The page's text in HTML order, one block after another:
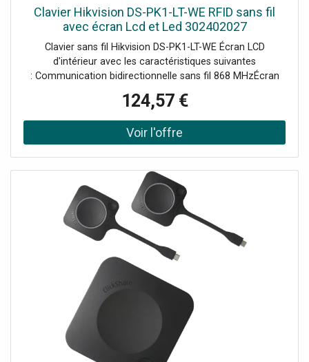
Clavier Hikvision DS-PK1-LT-WE RFID sans fil
avec écran Lcd et Led 302402027
Clavier sans fil Hikvision DS-PK1-LT-WE Écran LCD
d'intérieur avec les caractéristiques suivantes
: Communication bidirectionnelle sans fil 868 MHzÉcran
LCD et LED pour indiquer l'état du systèmeConfiguration
du système via l'écran LCDOpérations multiples telles que
l'armement partiel/global, le désarmement, l'alarme
silencieuse, le contrôle des sortiesAlarme incendie, alarme
panique et alarme médicale en une seule pressionBoutons
LEDEntièrement configurable à distance via l'application
124,57 €